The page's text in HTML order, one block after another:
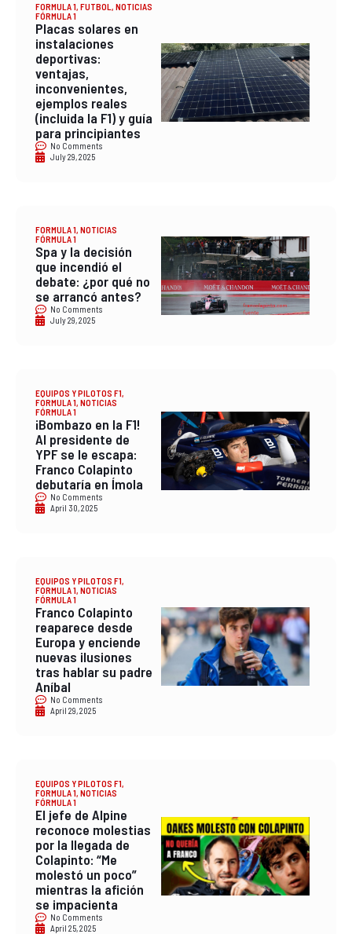
FORMULA 1, FUTBOL, NOTICIAS
FÓRMULA 1
Placas solares en
instalaciones
deportivas:
ventajas,
inconvenientes,
ejemplos reales
(incluida la F1) y guía
para principiantes
No Comments
July 29, 2025
FORMULA 1, NOTICIAS
FÓRMULA 1
Spa y la decisión
que incendió el
debate: ¿por qué no
se arrancó antes?
No Comments
July 29, 2025
EQUIPOS Y PILOTOS F1,
FORMULA 1, NOTICIAS
FÓRMULA 1
¡Bombazo en la F1!
Al presidente de
YPF se le escapa:
Franco Colapinto
debutaría en Ímola
No Comments
April 30, 2025
EQUIPOS Y PILOTOS F1,
FORMULA 1, NOTICIAS
FÓRMULA 1
Franco Colapinto
reaparece desde
Europa y enciende
nuevas ilusiones
tras hablar su padre
Aníbal
No Comments
April 29, 2025
EQUIPOS Y PILOTOS F1,
FORMULA 1, NOTICIAS
FÓRMULA 1
El jefe de Alpine
reconoce molestias
por la llegada de
Colapinto: “Me
molestó un poco”
mientras la afición
se impacienta
No Comments
April 25, 2025